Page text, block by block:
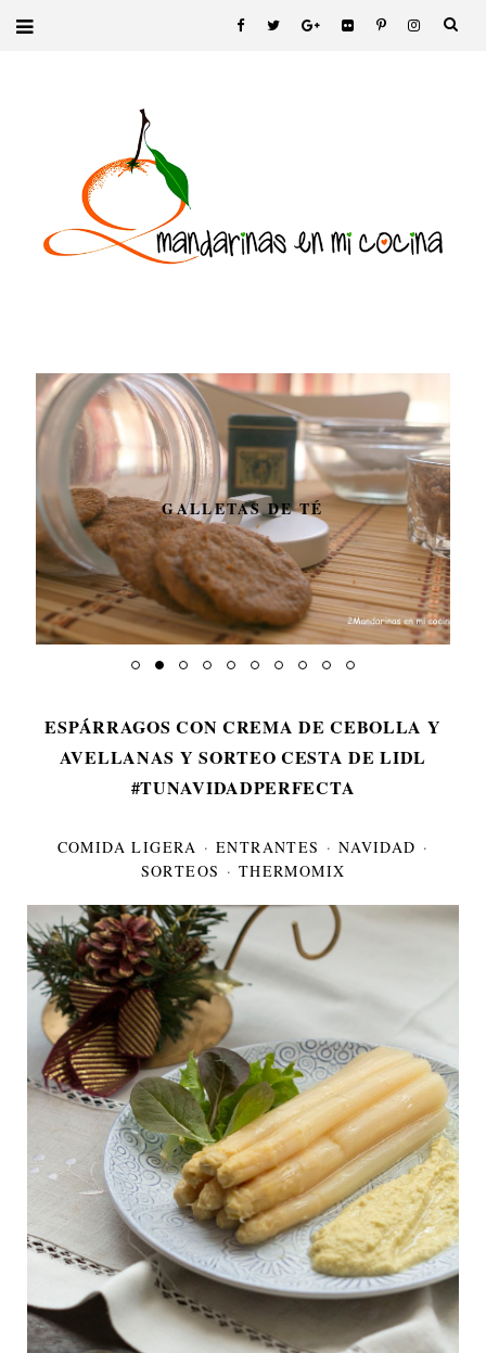
GALLETAS DE TÉ
ESPÁRRAGOS CON CREMA DE CEBOLLA Y
AVELLANAS Y SORTEO CESTA DE LIDL
#TUNAVIDADPERFECTA
COMIDA LIGERA · ENTRANTES · NAVIDAD ·
SORTEOS · THERMOMIX